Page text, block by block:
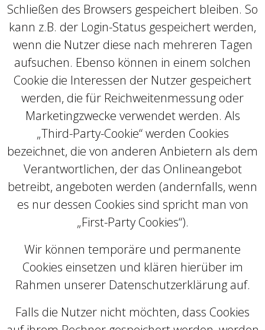
Schließen des Browsers gespeichert bleiben. So
kann z.B. der Login-Status gespeichert werden,
wenn die Nutzer diese nach mehreren Tagen
aufsuchen. Ebenso können in einem solchen
Cookie die Interessen der Nutzer gespeichert
werden, die für Reichweitenmessung oder
Marketingzwecke verwendet werden. Als
„Third-Party-Cookie“ werden Cookies
bezeichnet, die von anderen Anbietern als dem
Verantwortlichen, der das Onlineangebot
betreibt, angeboten werden (andernfalls, wenn
es nur dessen Cookies sind spricht man von
„First-Party Cookies“).
Wir können temporäre und permanente
Cookies einsetzen und klären hierüber im
Rahmen unserer Datenschutzerklärung auf.
Falls die Nutzer nicht möchten, dass Cookies